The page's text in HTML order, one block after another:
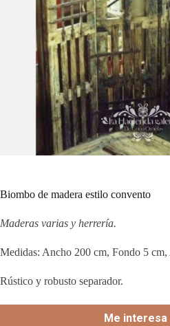
Biombo de madera estilo convento
Maderas varias y herrería.
Medidas: Ancho 200 cm, Fondo 5
Rústico y robusto separador.
Me interesa